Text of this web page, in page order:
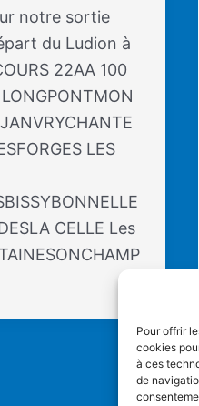
Pour offrir
cookies
à ces
de
notre sortie
du Ludion à
22AA 100
LES
CELLE Les